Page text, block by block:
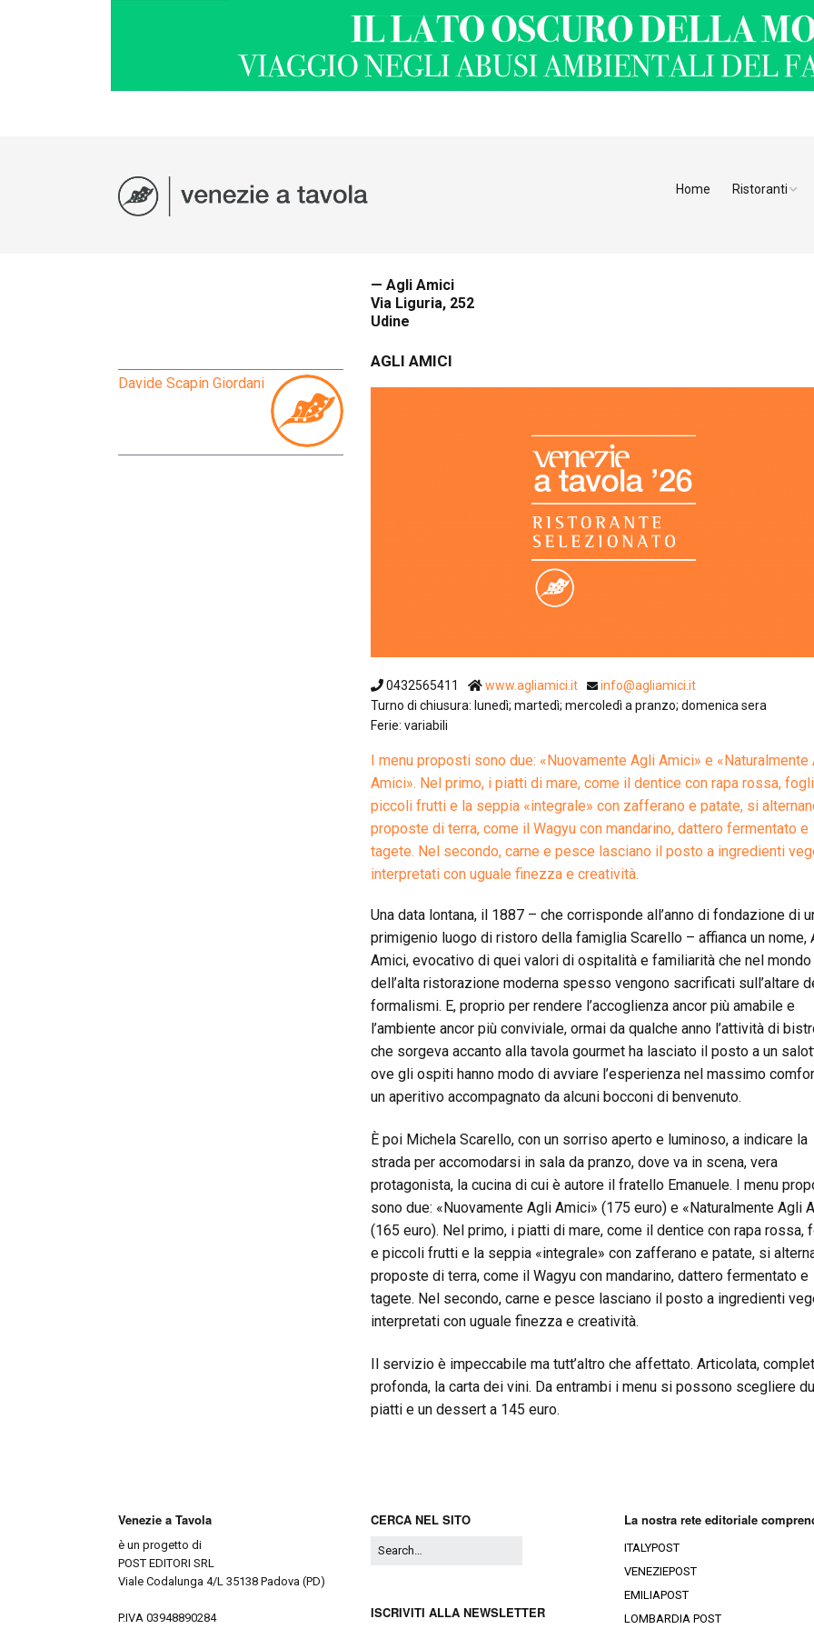
Home Ristoranti
Davide Scapin Giordani
— Agli Amici
Via Liguria, 252
Udine
AGLI AMICI
0432565411 www.agliamici.it
info@agliamici.it
Turno di chiusura: lunedì; martedì; mercoledì a pranzo; domenica sera
Ferie: variabili
I menu proposti sono due: «Nuovamente Agli Amici» e «Naturalmente
Amici». Nel primo, i piatti di mare, come il dentice con rapa rossa,
piccoli frutti e la seppia «integrale» con zafferano e patate, si
proposte di terra, come il Wagyu con mandarino, dattero fermentato e
tagete. Nel secondo, carne e pesce lasciano il posto a ingredienti
interpretati con uguale finezza e creatività.
Una data lontana, il 1887 – che corrisponde all’anno di fondazione di
primigenio luogo di ristoro della famiglia Scarello – affianca un nome,
Amici, evocativo di quei valori di ospitalità e familiarità che nel mondo
dell’alta ristorazione moderna spesso vengono sacrificati sull’altare
formalismi. E, proprio per rendere l’accoglienza ancor più amabile e
l’ambiente ancor più conviviale, ormai da qualche anno l’attività di
che sorgeva accanto alla tavola gourmet ha lasciato il posto a un
ove gli ospiti hanno modo di avviare l’esperienza nel massimo
un aperitivo accompagnato da alcuni bocconi di benvenuto.
È poi Michela Scarello, con un sorriso aperto e luminoso, a indicare la
strada per accomodarsi in sala da pranzo, dove va in scena, vera
protagonista, la cucina di cui è autore il fratello Emanuele. I menu
sono due: «Nuovamente Agli Amici» (175 euro) e «Naturalmente Agli
(165 euro). Nel primo, i piatti di mare, come il dentice con rapa rossa,
e piccoli frutti e la seppia «integrale» con zafferano e patate, si
proposte di terra, come il Wagyu con mandarino, dattero fermentato e
tagete. Nel secondo, carne e pesce lasciano il posto a ingredienti
interpretati con uguale finezza e creatività.
Il servizio è impeccabile ma tutt’altro che affettato. Articolata,
profonda, la carta dei vini. Da entrambi i menu si possono scegliere
piatti e un dessert a 145 euro.
Venezie a Tavola
è un progetto di
POST EDITORI SRL
Viale Codalunga 4/L 35138 Padova (PD)
P.IVA 03948890284
CERCA NEL SITO
ISCRIVITI ALLA NEWSLETTER
La nostra rete editoriale
ITALYPOST
VENEZIEPOST
EMILIAPOST
LOMBARDIA POST